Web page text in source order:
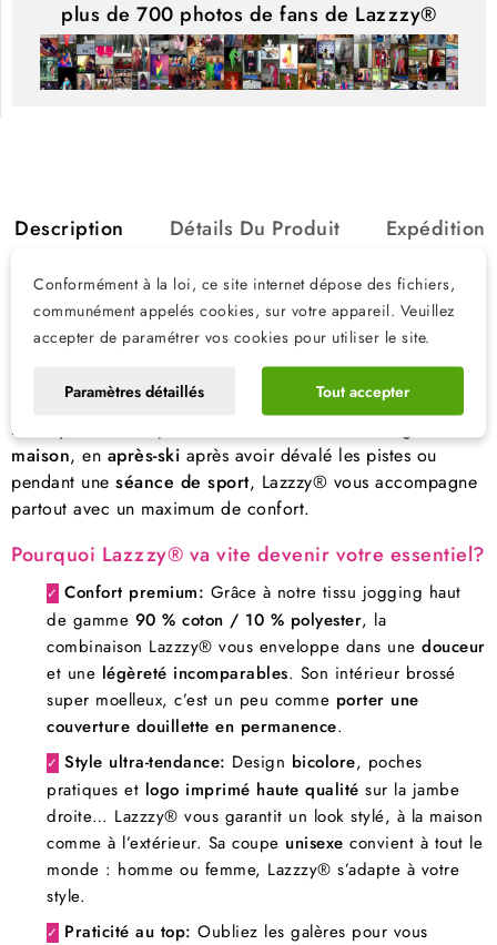
plus de 700 photos de fans de Lazzzy®
Description Détails Du Produit Expédition
Lazzzy® – Le survêtement qui change
tout: confort, style et praticité
LA tenue idéalequi combine confort, style
et praticité? Ne cherchez plus, la combinaison survêtement
Lazzzy®
maison, en après-ski après avoir dévalé les pistes ou
pendant une séance de sport, Lazzzy® vous accompagne
partout avec un maximum de confort.
Pourquoi Lazzzy® va vite devenir votre essentiel?
✓ Confort premium: Grâce à notre tissu jogging haut
de gamme 90 % coton / 10 % polyester, la
combinaison Lazzzy® vous enveloppe dans une douceur
et une légèreté incomparables. Son intérieur brossé
super moelleux, c’est un peu comme porter une
couverture douillette en permanence.
✓ Style ultra-tendance: Design bicolore, poches
pratiques et logo imprimé haute qualité sur la jambe
droite… Lazzzy® vous garantit un look stylé, à la maison
comme à l’extérieur. Sa coupe unisexe convient à tout le
monde : homme ou femme, Lazzzy® s’adapte à votre
style.
✓ Praticité au top: Oubliez les galères pour vous
Conformément à la loi, ce site internet dépose des fichiers,
communément appelés cookies, sur votre appareil. Veuillez
accepter de paramétrer vos cookies pour utiliser le site.
Paramètres détaillés Tout accepter